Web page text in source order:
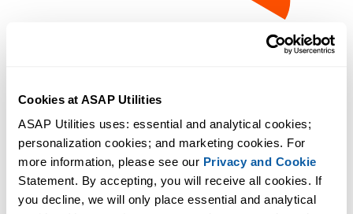
Cookies at ASAP Utilities
ASAP Utilities uses: essential and analytical cookies;
personalization cookies; and marketing cookies. For
more information, please see our Privacy and Cookie
Statement. By accepting, you will receive all cookies. If
you decline, we will only place essential and analytical